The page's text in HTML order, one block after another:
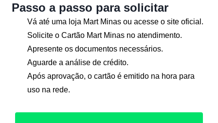
Passo a passo para solicitar
Vá até uma loja Mart Minas ou acesse o site oficial.
Solicite o Cartão Mart Minas no atendimento.
Apresente os documentos necessários.
Aguarde a análise de crédito.
Após aprovação, o cartão é emitido na hora para
uso na rede.